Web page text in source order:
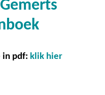
in pdf: klik hier